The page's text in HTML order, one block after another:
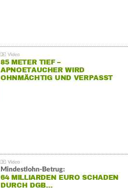
85 METER TIEF –
APNOETAUCHER WIRD
OHNMÄCHTIG UND VERPASST
Mindestlohn-Betrug:
64 MILLIARDEN EURO SCHADEN
DURCH DGB…